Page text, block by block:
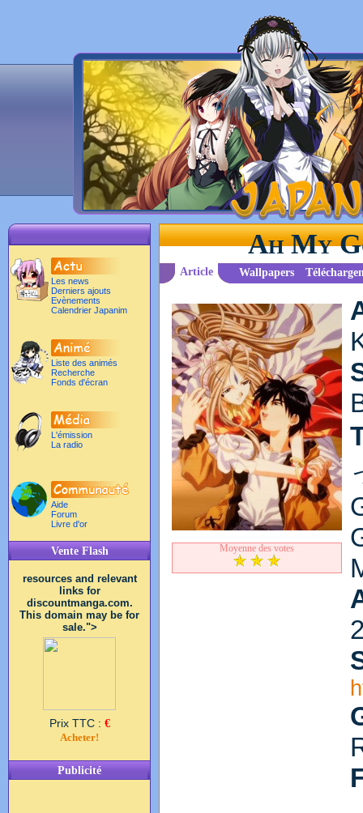
Les news
Derniers ajouts
Evènements
Calendrier Japanim
Liste des animés
Recherche
Fonds d'écran
L'émission
La radio
Aide
Forum
Livre d'or
Vente Flash
resources and relevant
links for
discountmanga.com.
This domain may be for
sale.">
Prix TTC : €
Acheter!
Publicité
Ah My
Article Wallpapers
Moyenne des votes